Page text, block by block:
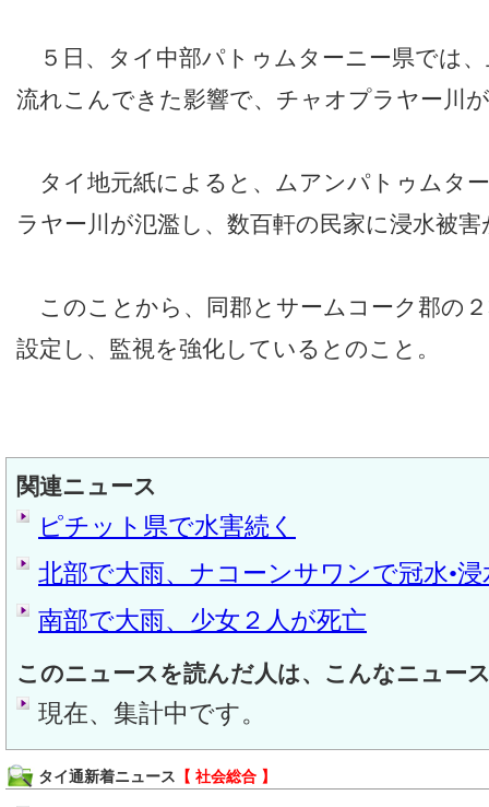
５日、タイ中部パトゥムターニー県では
流れこんできた影響で、チャオプラヤー川
タイ地元紙によると、ムアンパトゥムタ
ラヤー川が氾濫し、数百軒の民家に浸水被
このことから、同郡とサームコーク郡の
設定し、監視を強化しているとのこと。
関連ニュース
ピチット県で水害続く
北部で大雨、ナコーンサワンで冠水•
南部で大雨、少女２人が死亡
このニュースを読んだ人は、こんなニュー
現在、集計中です。
タイ通新着ニュース 【 社会総合 】